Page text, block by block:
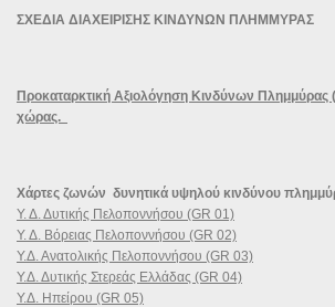
ΣΧΕΔΙΑ ΔΙΑΧΕΙΡΙΣΗΣ ΚΙΝΔΥΝΩΝ ΠΛΗΜΜΥΡΑΣ
Προκαταρκτική Αξιολόγηση Κινδύνων
χώρας.
Χάρτες ζωνών δυνητικά υψηλού κινδύνου
Υ. Δ. Δυτικής Πελοποννήσου (GR 01)
Υ. Δ. Βόρειας Πελοποννήσου (GR 02)
Υ.Δ. Ανατολικής Πελοποννήσου (GR 03)
Υ.Δ. Δυτικής Στερεάς Ελλάδας (GR 04)
Υ.Δ. Ηπείρου (GR 05)